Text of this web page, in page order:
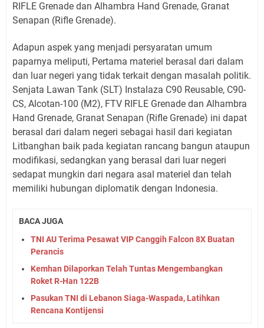
RIFLE Grenade dan Alhambra Hand Grenade, Granat
Senapan (Rifle Grenade).
Adapun aspek yang menjadi persyaratan umum
paparnya meliputi, Pertama materiel berasal dari dalam
dan luar negeri yang tidak terkait dengan masalah politik.
Senjata Lawan Tank (SLT) Instalaza C90 Reusable, C90-
CS, Alcotan-100 (M2), FTV RIFLE Grenade dan Alhambra
Hand Grenade, Granat Senapan (Rifle Grenade) ini dapat
berasal dari dalam negeri sebagai hasil dari kegiatan
Litbanghan baik pada kegiatan rancang bangun ataupun
modifikasi, sedangkan yang berasal dari luar negeri
sedapat mungkin dari negara asal materiel dan telah
memiliki hubungan diplomatik dengan Indonesia.
BACA JUGA
TNI AU Terima Pesawat VIP Canggih Falcon 8X Buatan
Perancis
Kemhan Dilaporkan Telah Tuntas Mengembangkan
Roket R-Han 122B
Pasukan TNI di Lebanon Siaga-Waspada, Latihkan
Rencana Kontijensi